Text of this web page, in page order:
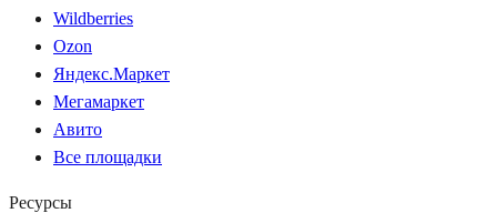
Wildberries
Ozon
Яндекс.Маркет
Мегамаркет
Авито
Все площадки
Ресурсы